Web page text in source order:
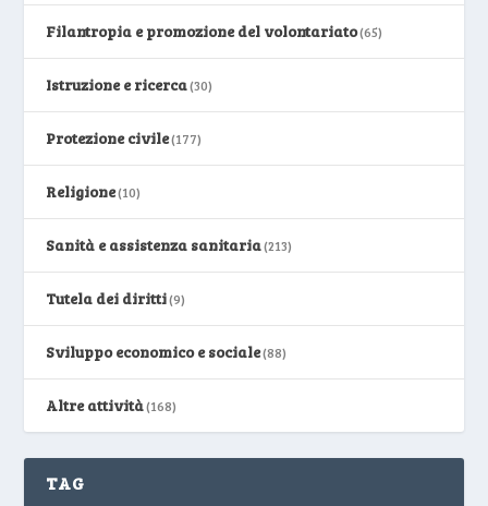
Filantropia e promozione del volontariato(65)
Istruzione e ricerca(30)
Protezione civile(177)
Religione(10)
Sanità e assistenza sanitaria(213)
Tutela dei diritti(9)
Sviluppo economico e sociale(88)
Altre attività(168)
TAG